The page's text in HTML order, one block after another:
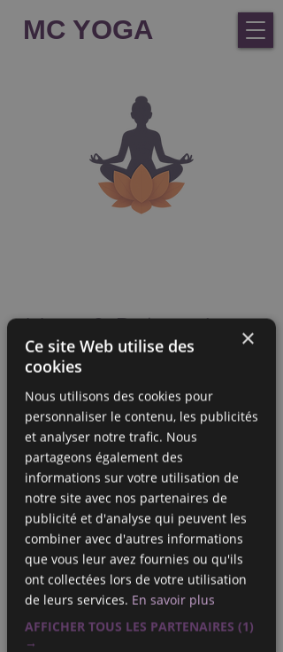
MC YOGA
Yoga & Relaxation -
Divonne - 2026-
2027
tous les mardis de 11h à 12h - hors
vacances scolaires
Commence le 15 sept.C
o
m
e
n
c
380
380 €
Salle Orensèn -Divonne
Places disponibles
×
Ce site Web utilise des
cookies
Nous utilisons des cookies pour
personnaliser le contenu, les publicités
et analyser notre trafic. Nous
partageons également des
informations sur votre utilisation de
notre site avec nos partenaires de
publicité et d'analyse qui peuvent les
combiner avec d'autres informations
que vous leur avez fournies ou qu'ils
ont collectées lors de votre utilisation
de leurs services. En savoir plus
AFFICHER TOUS LES PARTENAIRES (1)
→